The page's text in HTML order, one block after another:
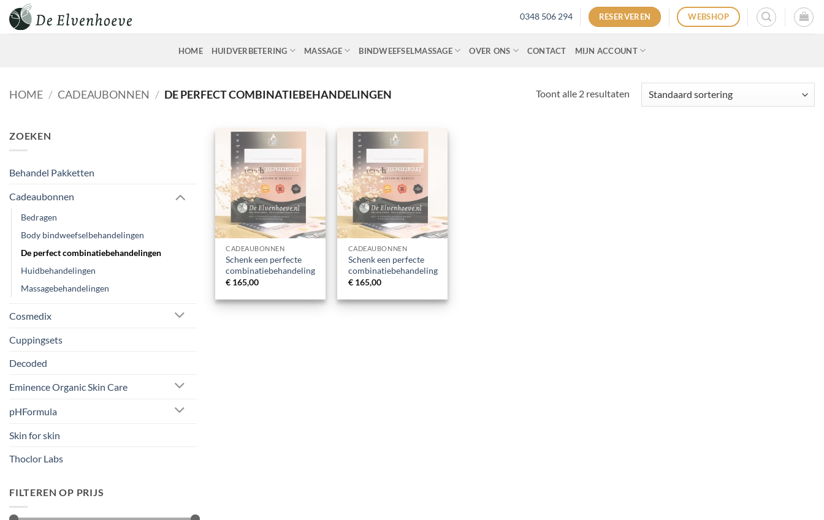
naar
inhoud
0348 506 294 RESERVEREN WEBSHOP
HOME HUIDVERBETERING MASSAGE BINDWEEFSELMASSAGE OVER ONS CONTACT MIJN ACCOUNT
HOME / CADEAUBONNEN / DE PERFECT COMBINATIEBEHANDELINGEN Toont alle 2 resultaten
ZOEKEN
Behandel Pakketten
Cadeaubonnen
Bedragen
Body bindweefselbehandelingen
De perfect combinatiebehandelingen
Huidbehandelingen
Massagebehandelingen
Cosmedix
Cuppingsets
Decoded
Eminence Organic Skin Care
pHFormula
Skin for skin
Thoclor Labs
FILTEREN OP PRIJS
Toevoegen
aan
verlanglijst
CADEAUBONNEN
Schenk een perfecte
combinatiebehandeling
€ 165,00
Toevoegen
aan
verlanglijst
CADEAUBONNEN
Schenk een perfecte
combinatiebehandeling
€165,00